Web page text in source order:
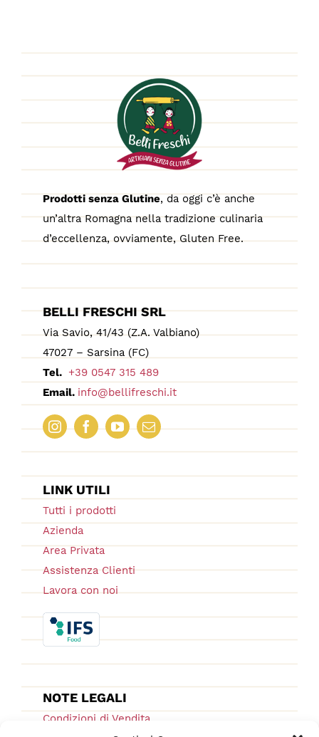
Prodotti senza Glutine, da oggi c’è anche
un’altra Romagna nella tradizione culinaria
d’eccellenza, ovviamente, Gluten Free.
BELLI FRESCHI SRL
Via Savio, 41/43 (Z.A. Valbiano)
47027 – Sarsina (FC)
Tel. +39 0547 315 489
Email. info@bellifreschi.it
LINK UTILI
Tutti i prodotti
Azienda
Area Privata
Assistenza Clienti
Lavora con noi
NOTE LEGALI
Condizioni di Vendita